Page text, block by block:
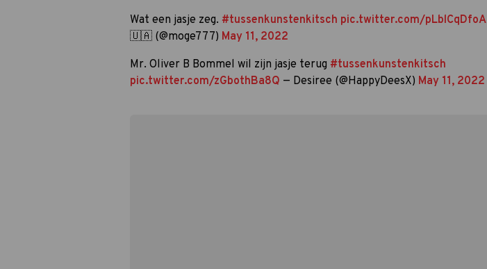
Wat een jasje zeg. #tussenkunstenkitsch pic.twitter.com/pLblCqDfoA
🇺🇦 (@moge777) May 11, 2022
Mr. Oliver B Bommel wil zijn jasje terug #tussenkunstenkitsch
pic.twitter.com/zGbothBa8Q — Desiree (@HappyDeesX) May 11, 2022